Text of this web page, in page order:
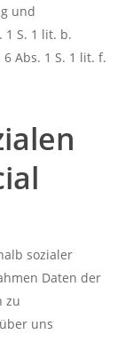
und
1 S. 1 lit. b.
Abs. 1 S. 1 lit. f.
sozialer
Daten der
zu
uns